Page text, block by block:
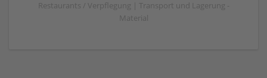
Restaurants / Verpflegung | Transport und Lagerung -
Material